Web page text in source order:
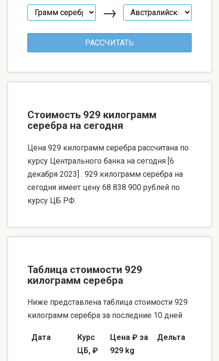
→
Стоимость 929 килограмм
серебра на сегодня
Цена 929 килограмм серебра рассчитана по
курсу Центрального банка на сегодня [6
декабря 2023] . 929 килограмм серебра на
сегодня имеет цену 68 838 900 рублей по
курсу ЦБ РФ.
Таблица стоимости 929
килограмм серебра
Ниже представлена таблица стоимости 929
килограмм серебра за последние 10 дней
Дата
Курс
ЦБ, ₽
Цена ₽ за
929 kg
Дельта